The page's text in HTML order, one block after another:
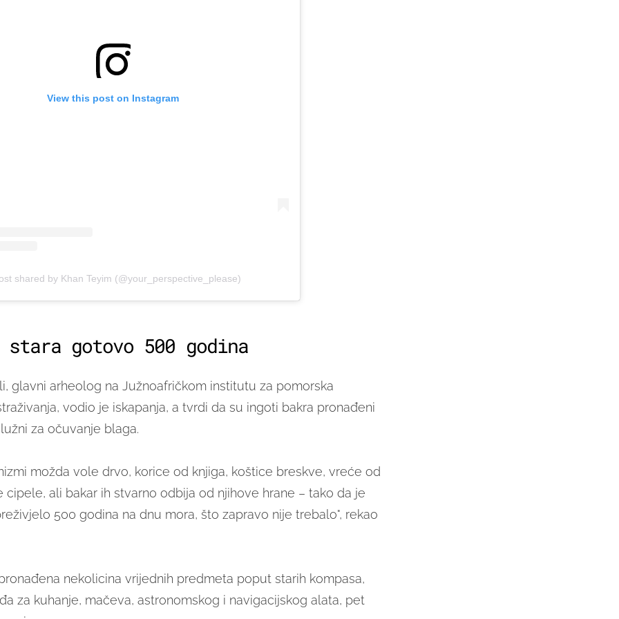
View this post on Instagram
shared by Khan Teyim (@your_perspective_please)
stara gotovo 500 godina
glavni arheolog na Južnoafričkom institutu za pomorska
vodio je iskapanja, a tvrdi da su ingoti bakra pronađeni
za očuvanje blaga.
možda vole drvo, korice od knjiga, koštice breskve, vreće od
cipele, ali bakar ih stvarno odbija od njihove hrane – tako da je
500 godina na dnu mora, što zapravo nije trebalo", rekao
nekolicina vrijednih predmeta poput starih kompasa,
za kuhanje, mačeva, astronomskog i navigacijskog alata, pet